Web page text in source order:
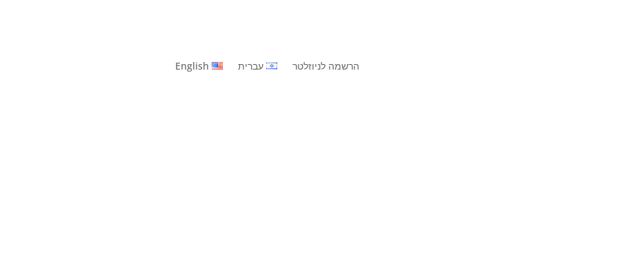
הרשמה לניוזלטר עברית English